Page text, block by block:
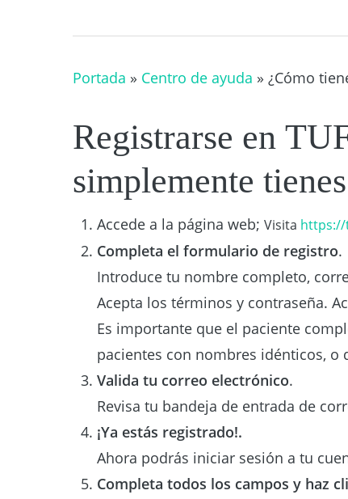
Portada » Centro de ayuda » ¿Cómo
Registrarse en
simplemente
Accede a la página web; Visita https://
Completa el formulario de registro.
Introduce tu nombre completo,
Acepta los términos y contraseña.
Es importante que el paciente
pacientes con nombres idénticos, o
Valida tu correo electrónico.
Revisa tu bandeja de entrada de
¡Ya estás registrado!.
Ahora podrás iniciar sesión a tu
Completa todos los campos y haz